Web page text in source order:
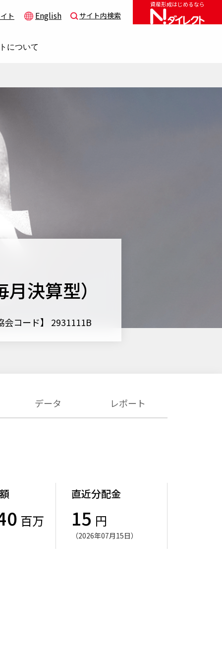
ト English サイト内検索
について
資産形成はじめるなら
決算型）
会コード】 2931111B
データ レポート
百万
直近分配金
15 円
（2026年07月15日）